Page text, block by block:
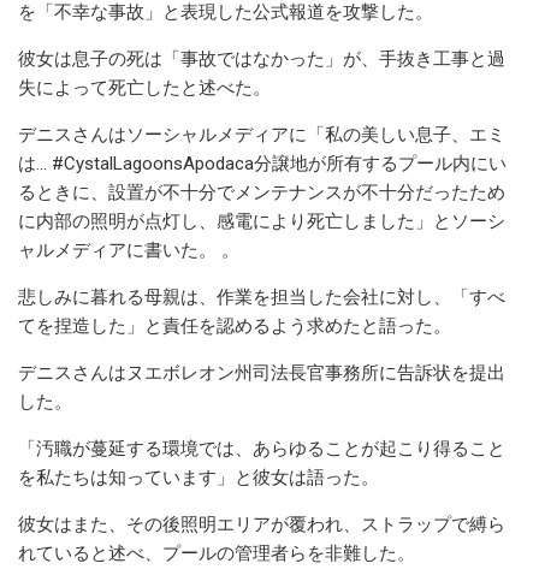
を「不幸な事故」と表現した公式報道を攻撃した。
彼女は息子の死は「事故ではなかった」が、手抜き工事と過
失によって死亡したと述べた。
デニスさんはソーシャルメディアに「私の美しい息子、エミ
は… #CystalLagoonsApodaca分譲地が所有するプール内にい
るときに、設置が不十分でメンテナンスが不十分だったため
に内部の照明が点灯し、感電により死亡しました」とソーシ
ャルメディアに書いた。 。
悲しみに暮れる母親は、作業を担当した会社に対し、「すべ
てを捏造した」と責任を認めるよう求めたと語った。
デニスさんはヌエボレオン州司法長官事務所に告訴状を提出
した。
「汚職が蔓延する環境では、あらゆることが起こり得ること
を私たちは知っています」と彼女は語った。
彼女はまた、その後照明エリアが覆われ、ストラップで縛ら
れていると述べ、プールの管理者らを非難した。